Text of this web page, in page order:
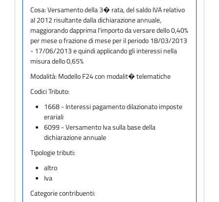
Cosa:Versamento della 3� rata, del saldo IVA relativo
al 2012 risultante dalla dichiarazione annuale,
maggiorando dapprima l'importo da versare dello 0,40%
per mese o frazione di mese per il periodo 18/03/2013
- 17/06/2013 e quindi applicando gli interessi nella
misura dello 0,65%
Modalità: Modello F24 con modalit� telematiche
Codici Tributo:
1668 - Interessi pagamento dilazionato imposte
erariali
6099 - Versamento Iva sulla base della
dichiarazione annuale
Tipologie tributi:
altro
Iva
Categorie contribuenti: